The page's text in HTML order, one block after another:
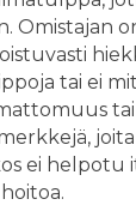
Omistajan
tai ei
joita
ei helpotu